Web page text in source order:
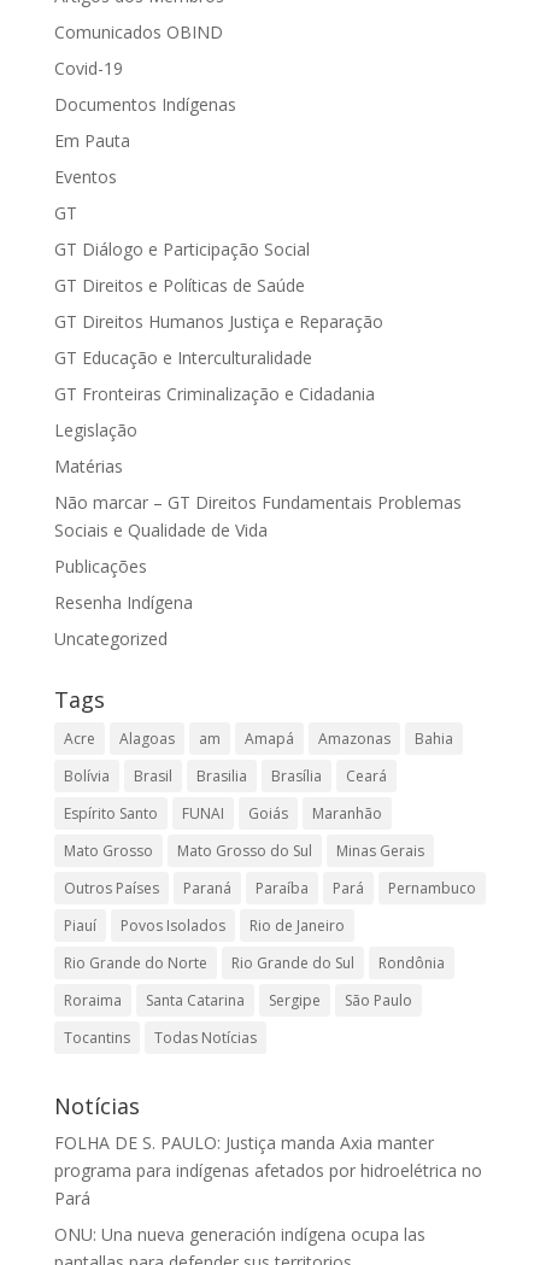
Comunicados OBIND
Covid-19
Documentos Indígenas
Em Pauta
Eventos
GT
GT Diálogo e Participação Social
GT Direitos e Políticas de Saúde
GT Direitos Humanos Justiça e Reparação
GT Educação e Interculturalidade
GT Fronteiras Criminalização e Cidadania
Legislação
Matérias
Não marcar – GT Direitos Fundamentais Problemas
Sociais e Qualidade de Vida
Publicações
Resenha Indígena
Uncategorized
Tags
Acre Alagoas am Amapá Amazonas
Bahia
Bolívia
Brasil Brasilia Brasília
Ceará
Espírito Santo
FUNAI Goiás
Maranhão
Mato Grosso
Mato Grosso do Sul
Minas Gerais
Outros Países
Paraná Paraíba Pará
Pernambuco
Piauí
Povos Isolados
Rio de Janeiro
Rio Grande do Norte
Rio Grande do Sul
Rondônia
Roraima
Santa Catarina Sergipe
São Paulo
Tocantins
Todas Notícias
Notícias
FOLHA DE S. PAULO: Justiça manda Axia manter
programa para indígenas afetados por hidroelétrica no
Pará
ONU: Una nueva generación indígena ocupa las